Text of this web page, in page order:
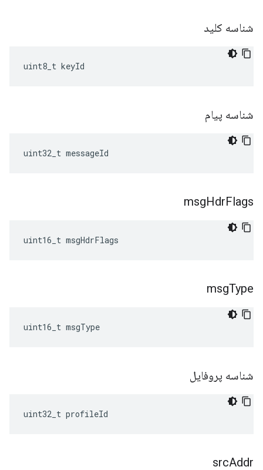
شناسه کلید
uint8_t keyId
شناسه پیام
uint32_t messageId
msgHdrFlags
uint16_t msgHdrFlags
msgType
uint16_t msgType
شناسه پروفایل
uint32_t profileId
srcAddr